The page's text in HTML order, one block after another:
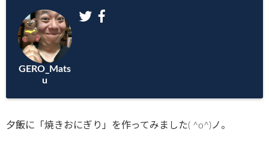
GERO_Mats
u
夕飯に「焼きおにぎり」を作ってみました( ^o^)ノ。